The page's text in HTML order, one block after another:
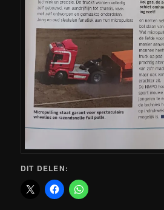
DIT DELEN: